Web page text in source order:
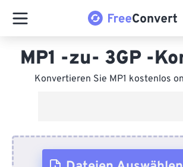
MP1 -zu- 3GP -
Konvertieren Sie MP1 kostenlos